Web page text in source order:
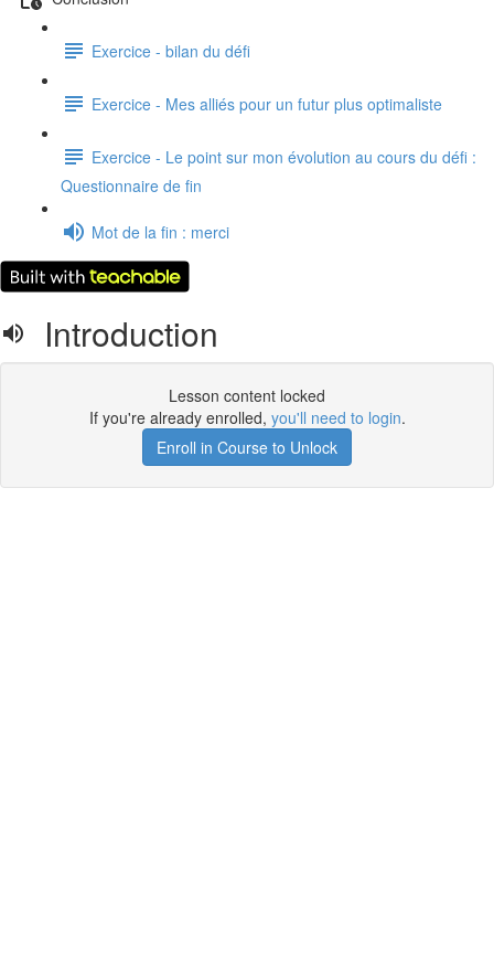
Exercice - bilan du défi
Exercice - Mes alliés pour un futur plus optimaliste
Exercice - Le point sur mon évolution au cours du défi :
Questionnaire de fin
Mot de la fin : merci
Introduction
Lesson content locked
If you're already enrolled, you'll need to login.
Enroll in Course to Unlock